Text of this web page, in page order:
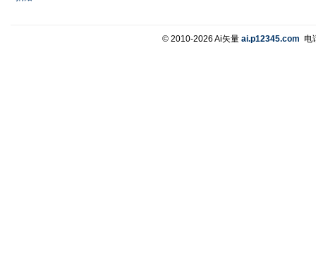
© 2010-2026 Ai矢量 ai.p12345.com 电